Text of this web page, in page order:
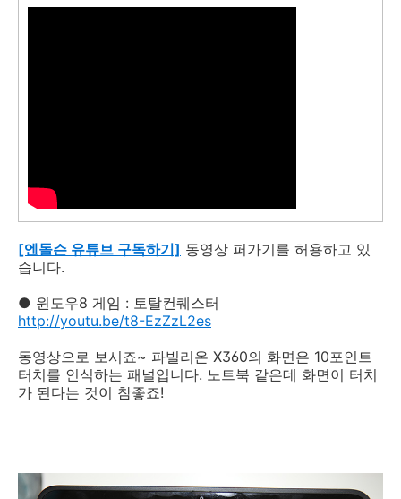
[엔돌슨 유튜브 구독하기] 동영상 퍼가기를 허용하고 있
습니다.
● 윈도우8 게임 : 토탈컨퀘스터
http://youtu.be/t8-EzZzL2es
동영상으로 보시죠~ 파빌리온 X360의 화면은 10포인트
터치를 인식하는 패널입니다. 노트북 같은데 화면이 터치
가 된다는 것이 참좋죠!